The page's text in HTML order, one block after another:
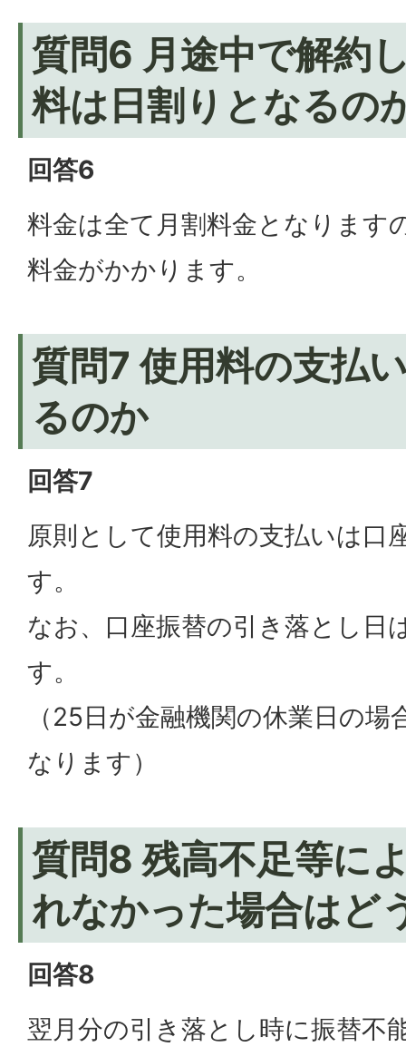
質問6 月途中で解約
料は日割りとなるの
回答6
料金は全て月割料金となります
料金がかかります。
質問7 使用料の支払
るのか
回答7
原則として使用料の支払いは口
す。
なお、口座振替の引き落とし日
す。
（25日が金融機関の休業日の
なります）
質問8 残高不足等に
れなかった場合はど
回答8
翌月分の引き落とし時に振替不